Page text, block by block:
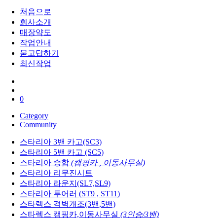
처음으로
회사소개
매장약도
작업안내
묻고답하기
최신작업
0
Category
Community
스타리아 3밴 카고(SC3)
스타리아 5밴 카고 (SC5)
스타리아 승합 (캠핑카 , 이동사무실)
스타리아 리무진시트
스타리아 라운지(SL7,SL9)
스타리아 투어러 (ST9 , ST11)
스타렉스 격벽개조(3밴,5밴)
스타렉스 캠핑카,이동사무실 (3인승/3밴)